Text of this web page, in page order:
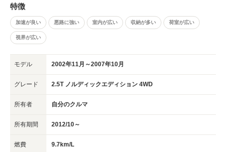
特徴
加速が良い 悪路に強い 室内が広い 収納が多い 荷室が広い
視界が広い
モデル 2002年11月～2007年10月
グレード 2.5T ノルディックエディション 4WD
所有者 自分のクルマ
所有期間 2012/10～
燃費 9.7km/L